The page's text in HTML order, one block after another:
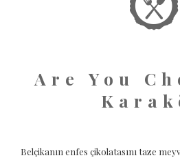
Are You
Belçikanın enfes çikolatasını taze